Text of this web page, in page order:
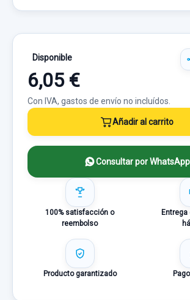
Disponible
6,05 €
Con IVA, gastos de envío no incluídos.
Añadir al carrito
Consultar por WhatsApp
100% satisfacción o
reembolso
Entrega
Producto garantizado